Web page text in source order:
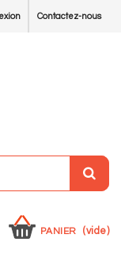
Contactez-nous
PANIER (vide)